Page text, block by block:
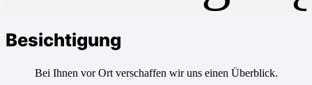
Besichtigung
Bei Ihnen vor Ort verschaffen wir uns einen Überblick.